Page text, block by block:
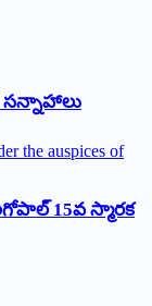
‌సన్నాహాలు
15వ స్మారక